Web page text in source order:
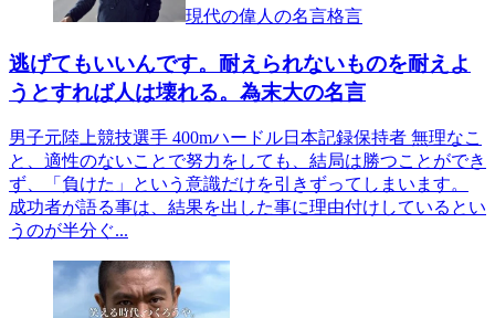
現代の偉人の名言格言
逃げてもいいんです。耐えられないものを耐えよ
うとすれば人は壊れる。為末大の名言
男子元陸上競技選手 400mハードル日本記録保持者 無理なこ
と、適性のないことで努力をしても、結局は勝つことができ
ず、「負けた」という意識だけを引きずってしまいます。
成功者が語る事は、結果を出した事に理由付けしているとい
うのが半分ぐ...